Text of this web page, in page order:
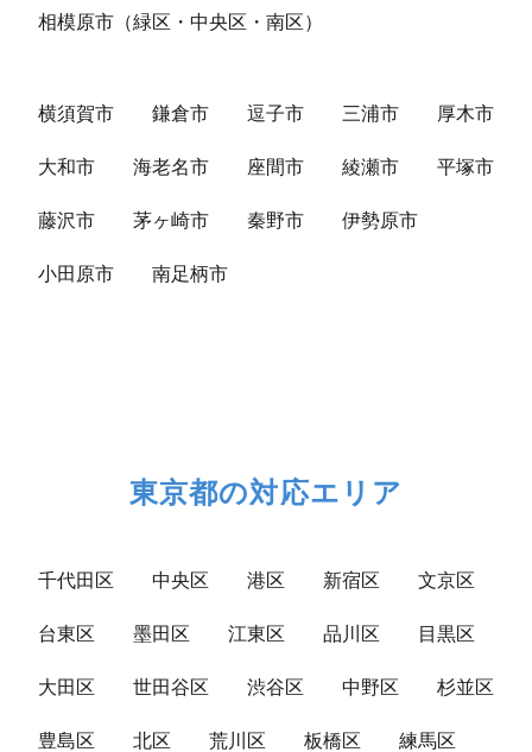
相模原市（緑区・中央区・南区）
横須賀市 鎌倉市 逗子市 三浦市 厚木市
大和市 海老名市 座間市 綾瀬市 平塚市
藤沢市 茅ヶ崎市 秦野市 伊勢原市
小田原市 南足柄市
東京都の対応エリア
千代田区 中央区 港区 新宿区 文京区
台東区 墨田区 江東区 品川区 目黒区
大田区 世田谷区 渋谷区 中野区 杉並区
豊島区 北区 荒川区 板橋区 練馬区